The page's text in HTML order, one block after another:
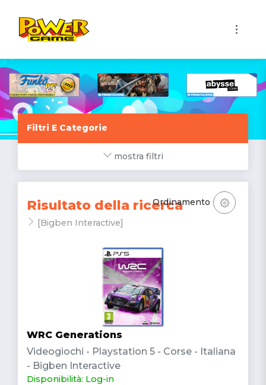
Filtri E Categorie
mostra filtri
Risultato della ricerca
[Bigben Interactive]
Ordinamento
WRC Generations
Videogiochi - Playstation 5 - Corse - Italiana
- Bigben Interactive
Disponibilità: Log-in